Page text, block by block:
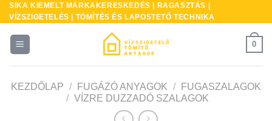
Skip
to
content
SIKA KIEMELT MÁRKAKERESKEDÉS | RAGASZTÁS |
VÍZSZIGETELÉS | TÖMÍTÉS ÉS LAPOSTETŐ TECHNIKA
0
KEZDŐLAP / FUGÁZÓ ANYAGOK /
FUGASZALAGOK
/ VÍZRE DUZZADÓ SZALAGOK